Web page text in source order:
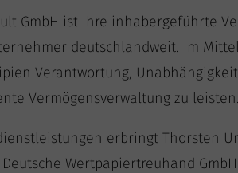
GmbH ist Ihre inha­ber­ge­führ­te
deutsch­land­weit. Im
Ver­ant­wor­tung,
Ver­mö­gens­ver­wal­tung zu
erbringt Thors­ten
Wert­pa­pier­treu­hand